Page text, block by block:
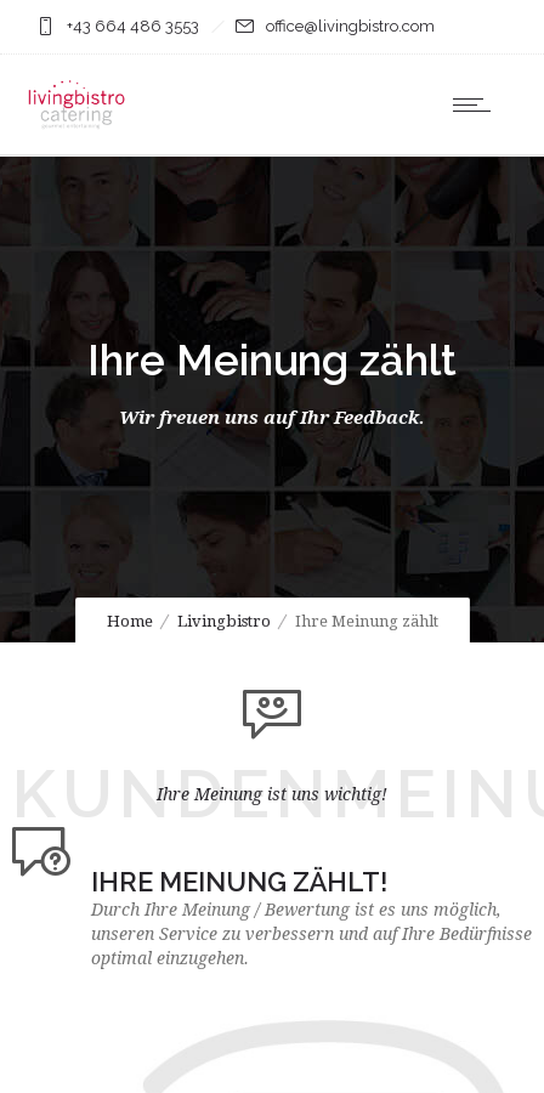
+43 664 486 3553 office@livingbistro.com
Ihre Meinung zählt
Wir freuen uns auf Ihr Feedback.
Home Livingbistro Ihre Meinung zählt
Ihre Meinung ist uns wichtig!
IHRE MEINUNG ZÄHLT!
Durch Ihre Meinung / Bewertung ist es uns möglich,
unseren Service zu verbessern und auf Ihre Bedürfnisse
optimal einzugehen.